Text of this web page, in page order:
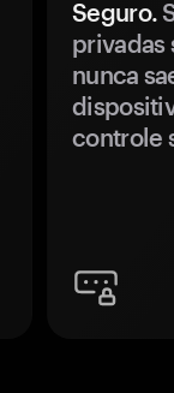
Seguro.
privadas
nunca
controle